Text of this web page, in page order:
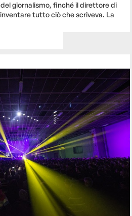
giornalismo, finché il direttore di
tutto ciò che scriveva. La